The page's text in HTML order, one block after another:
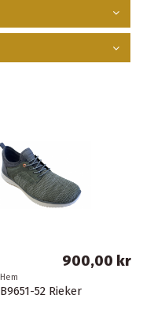
Hem
B9651-52 Rieker
900,00 kr